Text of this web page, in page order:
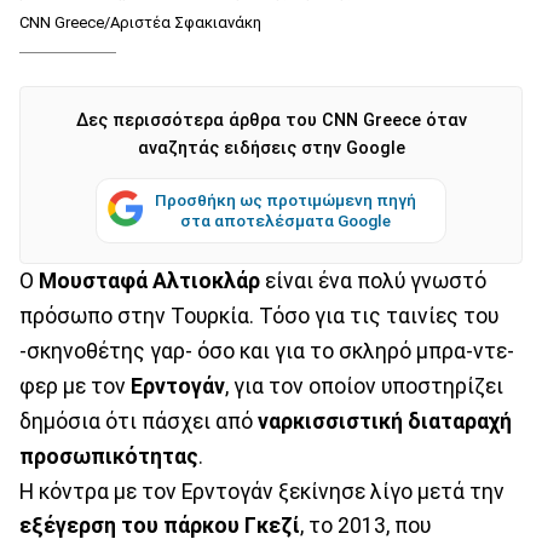
CNN Greece/Αριστέα Σφακιανάκη
Δες περισσότερα άρθρα του CNN Greece όταν
αναζητάς ειδήσεις στην Google
Προσθήκη ως προτιμώμενη πηγή
στα αποτελέσματα Google
Ο Μουσταφά Αλτιοκλάρ είναι ένα πολύ γνωστό
πρόσωπο στην Τουρκία. Τόσο για τις ταινίες του
-σκηνοθέτης γαρ- όσο και για το σκληρό μπρα-ντε-
φερ με τον Ερντογάν, για τον οποίον υποστηρίζει
δημόσια ότι πάσχει από ναρκισσιστική διαταραχή
προσωπικότητας.
Η κόντρα με τον Ερντογάν ξεκίνησε λίγο μετά την
εξέγερση του πάρκου Γκεζί, το 2013, που